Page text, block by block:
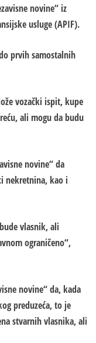
novine“ iz
usluge (APIF).
prvih samostalnih
vozački ispit, kupe
ali mogu da budu
novine“ da
nekretnina, kao i
vlasnik, ali
ograničeno“,
novine“ da, kada
preduzeća, to je
stvarnih vlasnika, ali